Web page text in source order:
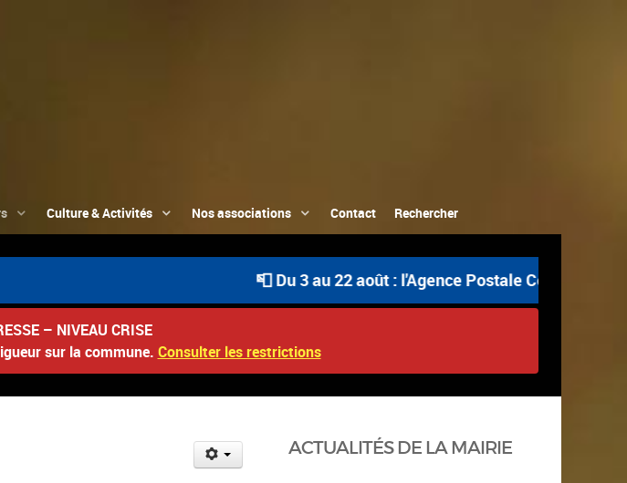
Culture & Activités Nos associations Contact Rechercher
📮 Du 3 au 22 août : l'Agence Postale Communale est
– NIVEAU CRISE
sur la commune. Consulter les restrictions
ACTUALITÉS DE LA MAIRIE